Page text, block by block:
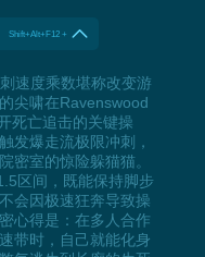
Shift+Alt+F12 +
速度乘数堪称改变游
尖啸在Ravenswood
死亡追击的关键操
发爆走流极限冲刺，
密室的惊险躲猫猫。
区间，既能保持脚步
会因极速狂奔导致操
心得是：在多人合作
带时，自己就能化身